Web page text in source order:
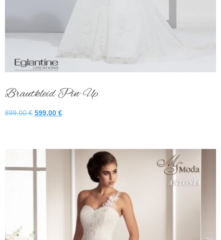
Brautkleid Pin-Up
899,00€ 599,00 €